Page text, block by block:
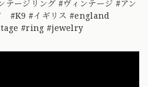
テージリング #ヴィンテージ #アン
#K9 #イギリス #england
#ring #jewelry